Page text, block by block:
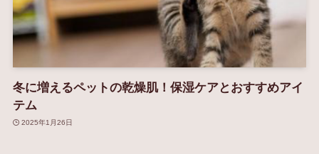
冬に増えるペットの乾燥肌！保湿ケアとおすすめアイ
テム
2025年1月26日